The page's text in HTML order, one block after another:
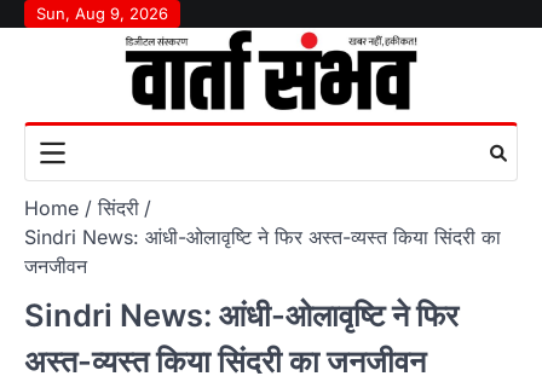
SkipSun, Aug 9, 2026
Home
सिंदरी
Sindri News: आंधी-ओलावृष्टि ने फिर अस्त-व्यस्त किया सिंदरी का
जनजीवन
Sindri News: आंधी-ओलावृष्टि ने फिर
अस्त-व्यस्त किया सिंदरी का जनजीवन